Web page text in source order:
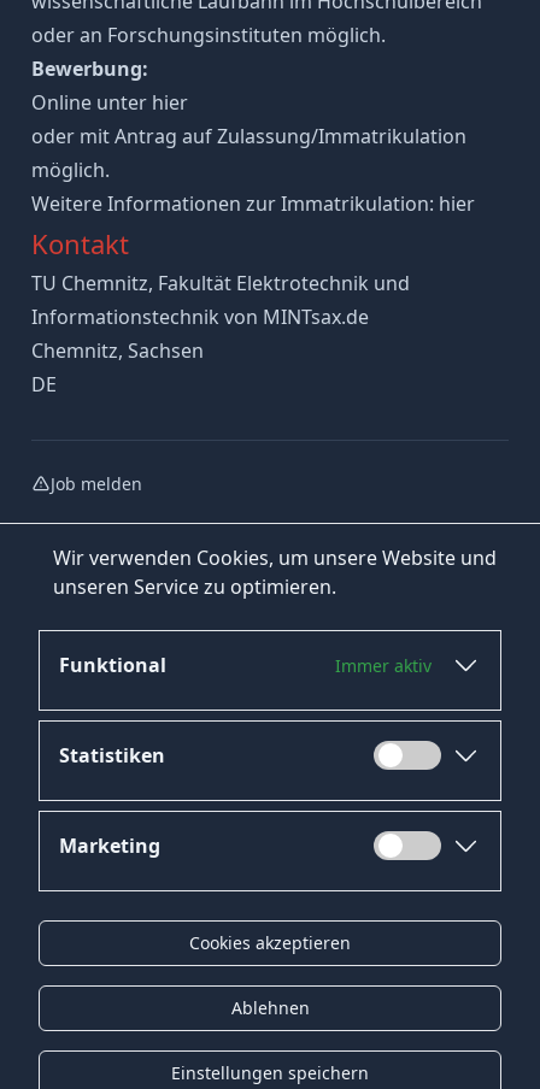
Wir verwenden Cookies, um unsere Website und
unseren Service zu optimieren.
Funktional Immer aktiv
Statistiken
Marketing
Cookies akzeptieren
Ablehnen
Einstellungen speichern
oder an Forschungsinstituten möglich.
Bewerbung:
Online unter hier
oder mit Antrag auf Zulassung/Immatrikulation
möglich.
Weitere Informationen zur Immatrikulation: hier
Kontakt
TU Chemnitz, Fakultät Elektrotechnik und
Informationstechnik von MINTsax.de
Chemnitz, Sachsen
DE
Job melden
Jetzt bewerben
Datenschutz
Impressum
Kontakt
Gender-Hinweis
© 2026 Onyx Consulting GmbH